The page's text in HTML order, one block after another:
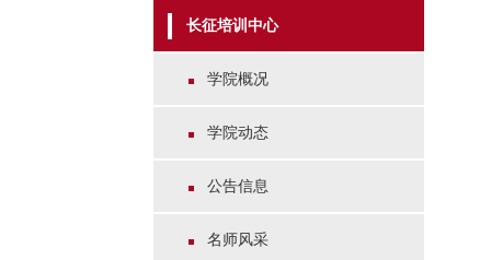
长征培训中心
学院概况
学院动态
公告信息
名师风采